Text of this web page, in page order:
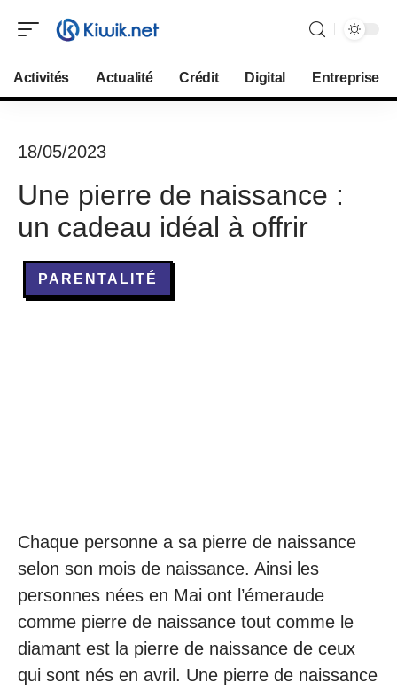
Activités Actualité Crédit Digital Entreprise
18/05/2023
Une pierre de naissance :
un cadeau idéal à offrir
PARENTALITÉ
Chaque personne a sa pierre de naissance
selon son mois de naissance. Ainsi les
personnes nées en Mai ont l’émeraude
comme pierre de naissance tout comme le
diamant est la pierre de naissance de ceux
qui sont nés en avril. Une pierre de naissance